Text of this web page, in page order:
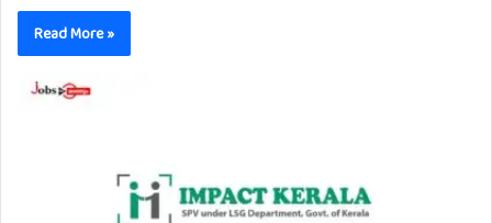
Read More »